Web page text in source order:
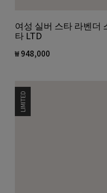
여성 실버 스타 라벤더
타 LTD
₩ 948,000
LIMITED